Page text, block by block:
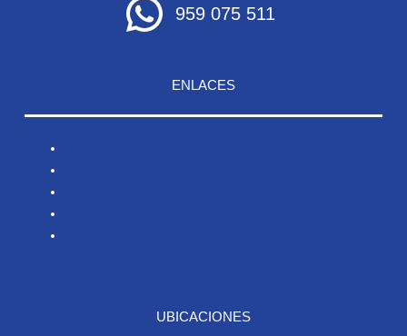
959 075 511
ENLACES
UBICACIONES